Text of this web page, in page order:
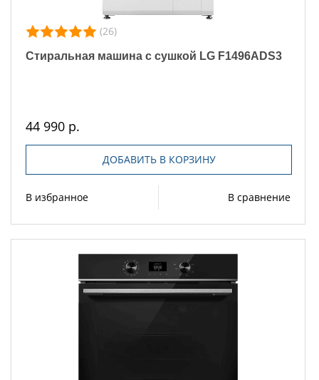
(26)
Стиральная машина с сушкой LG F1496ADS3
44 990 р.
ДОБАВИТЬ В КОРЗИНУ
В избранное В сравнение